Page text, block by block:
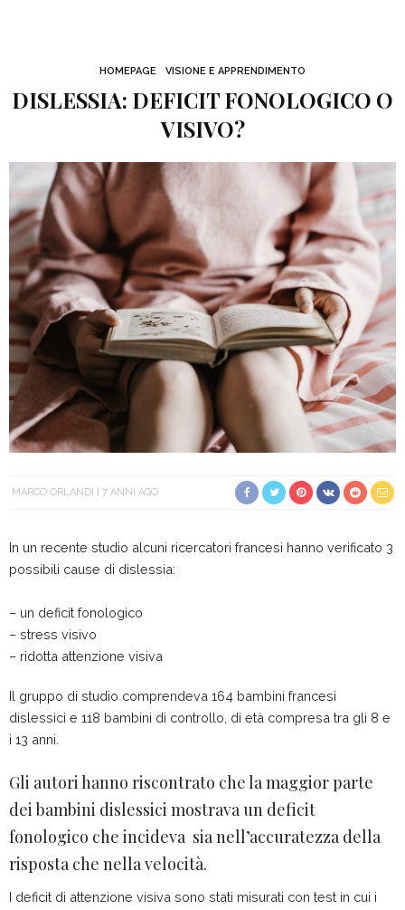
HOMEPAGE VISIONE E APPRENDIMENTO
DISLESSIA: DEFICIT FONOLOGICO O
VISIVO?
MARCO ORLANDI 7 ANNI AGO
In un recente studio alcuni ricercatori francesi hanno verificato 3
possibili cause di dislessia:
– un deficit fonologico
– stress visivo
– ridotta attenzione visiva
Il gruppo di studio comprendeva 164 bambini francesi
dislessici e 118 bambini di controllo, di età compresa tra gli 8 e
i 13 anni.
Gli autori hanno riscontrato che la maggior parte
dei bambini dislessici mostrava un deficit
fonologico che incideva sia nell’accuratezza della
risposta che nella velocità.
I deficit di attenzione visiva sono stati misurati con test in cui i